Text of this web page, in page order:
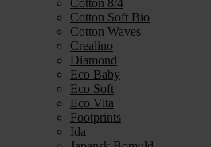
Cotton 8/4
Cotton Soft Bio
Cotton Waves
Crealino
Diamond
Eco Baby
Eco Soft
Eco Vita
Footprints
Ida